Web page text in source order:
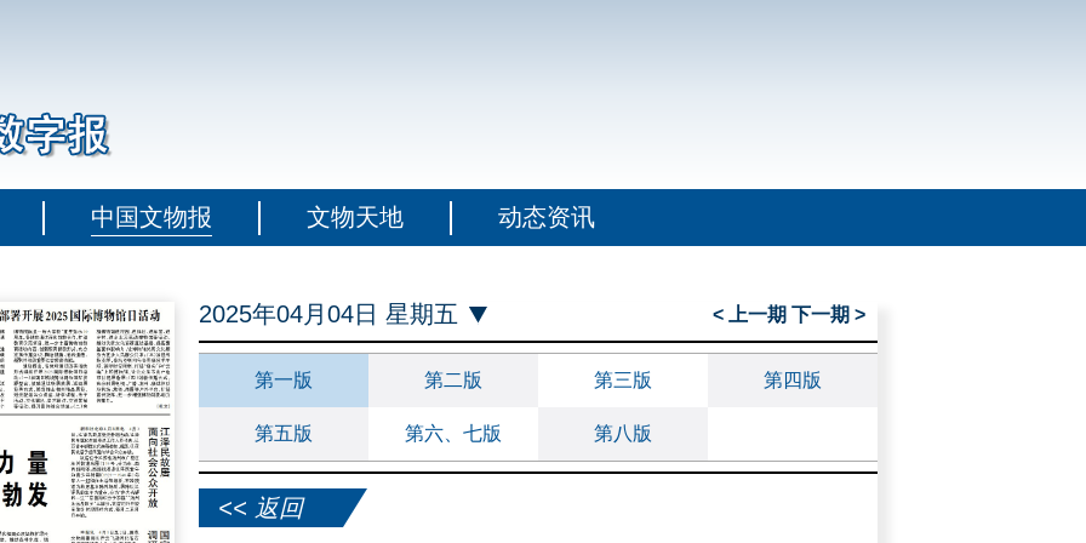
中国文物报 文物天地 动态资讯
2025年04月04日 星期五 < 上一期 下一期 >
第一版 第二版 第三版 第四版
第五版 第六、七版 第八版
<< 返回